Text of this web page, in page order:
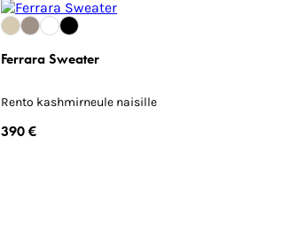
Ferrara Sweater
Rento kashmirneule naisille
390 €